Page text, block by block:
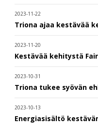
2023-11-22
Triona ajaa kestävää
2023-11-20
Kestävää kehitystä
2023-10-31
Triona tukee syövän
2023-10-13
Energiasisältö